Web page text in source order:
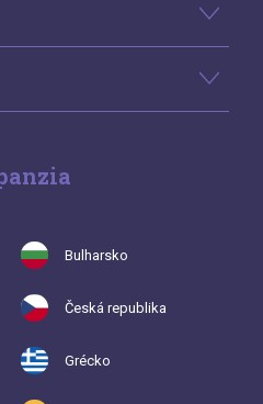
Bulharsko
Česká republika
Grécko